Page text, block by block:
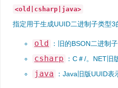
<old|csharp|java>
指定用于生成UUID二进制子类型3
old ：旧的BSON二进制
csharp ：C＃/。NET旧
java ：Java旧版UUID表